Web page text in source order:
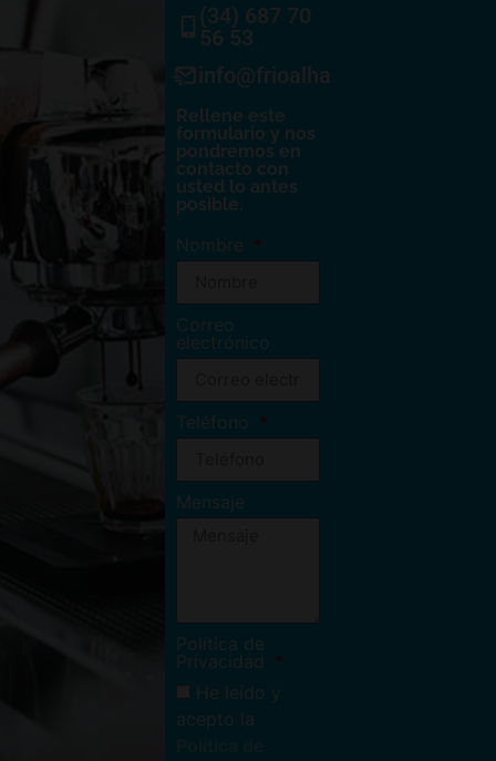
(34) 687 70
56 53
info@frioalhambra.com
Rellene este
formulario y nos
pondremos en
contacto con
usted lo antes
posible.
Nombre
Correo
electrónico
Teléfono
Mensaje
Política de
Privacidad
He leído y
acepto la